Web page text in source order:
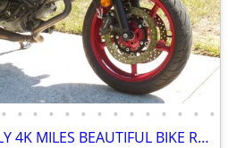
• • • • • • • • • • • • • •
2023 SUZUKI SV650 ONLY 4K MILES BEAUTIFUL BIKE RUNS AMAZING NO BS FEES